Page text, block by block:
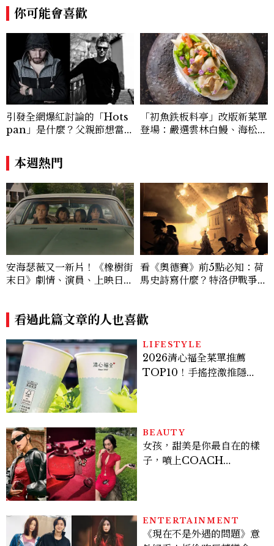
你可能會喜歡
引發全網爆紅討論的「Hots
pan」是什麼？父親節想當天
帥到老的關鍵
「初魚鉄板料亭」改版新菜單
登場：嚴選雲林白鰻、海松貝
本週熱門
安海瑟薇又一新片！《橡樹街
末日》劇情、演員、上映日一
看《奧德賽》前5點必知：荷
馬史詩寫什麼？特洛伊戰爭真
看過此篇文章的人也喜歡
LIFESTYLE
2026清心福全菜單推薦
TOP10！手搖控激推隱藏
BEAUTY
女孩，甜美是你最自在的樣
子，噴上COACH
ENTERTAINMENT
《現在不是外遇的問題》意